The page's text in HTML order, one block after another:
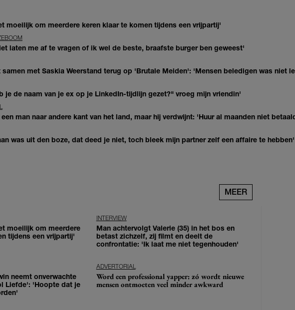
moeilijk om meerdere keren klaar te komen tijdens een vrijpartij'
laten me af te vragen of ik wel de beste, braafste burger ben geweest'
met Saskia Weerstand terug op 'Brutale Meiden': 'Mensen beledigen was niet
je de naam van je ex op je LinkedIn-tijdlijn gezet?" vroeg mijn vriendin'
man naar andere kant van het land, maar hij verdwijnt: 'Huur al maanden niet
was uit den boze, dat deed je niet, toch bleek mijn partner zelf een affaire te hebben'
MEER
moeilijk om meerdere
tijdens een vrijpartij'
INTERVIEW
Man achtervolgt Valerie (35) in het bos en
betast zichzelf, zij filmt en deelt de
confrontatie: 'Ik laat me niet tegenhouden'
neemt onverwachte
Liefde': 'Hoopte dat je
ADVERTORIAL
Word een professional yapper: zó wordt nieuwe
mensen ontmoeten veel minder awkward